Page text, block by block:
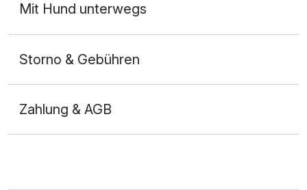
Mit Hund unterwegs
Storno & Gebühren
Zahlung & AGB